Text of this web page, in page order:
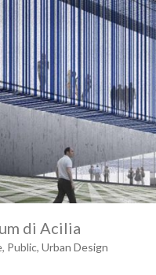
di Acilia
, Public, Urban Design